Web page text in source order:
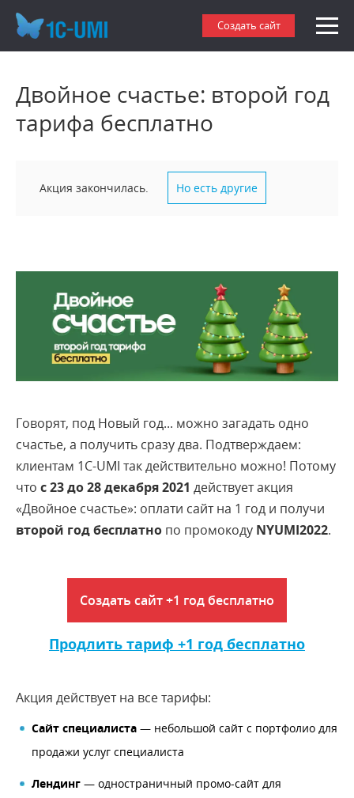
Создать сайт
Двойное счастье: второй год
тарифа бесплатно
Акция закончилась. Но есть другие
Говорят, под Новый год... можно загадать одно
счастье, а получить сразу два. Подтверждаем:
клиентам 1С-UMI так действительно можно! Потому
что с 23 до 28 декабря 2021 действует акция
«Двойное счастье»: оплати сайт на 1 год и получи
второй год бесплатно по промокоду NYUMI2022.
Создать сайт +1 год бесплатно
Продлить тариф +1 год бесплатно
Акция действует на все тарифы:
Сайт специалиста — небольшой сайт с портфолио для
продажи услуг специалиста
Лендинг — одностраничный промо-сайт для